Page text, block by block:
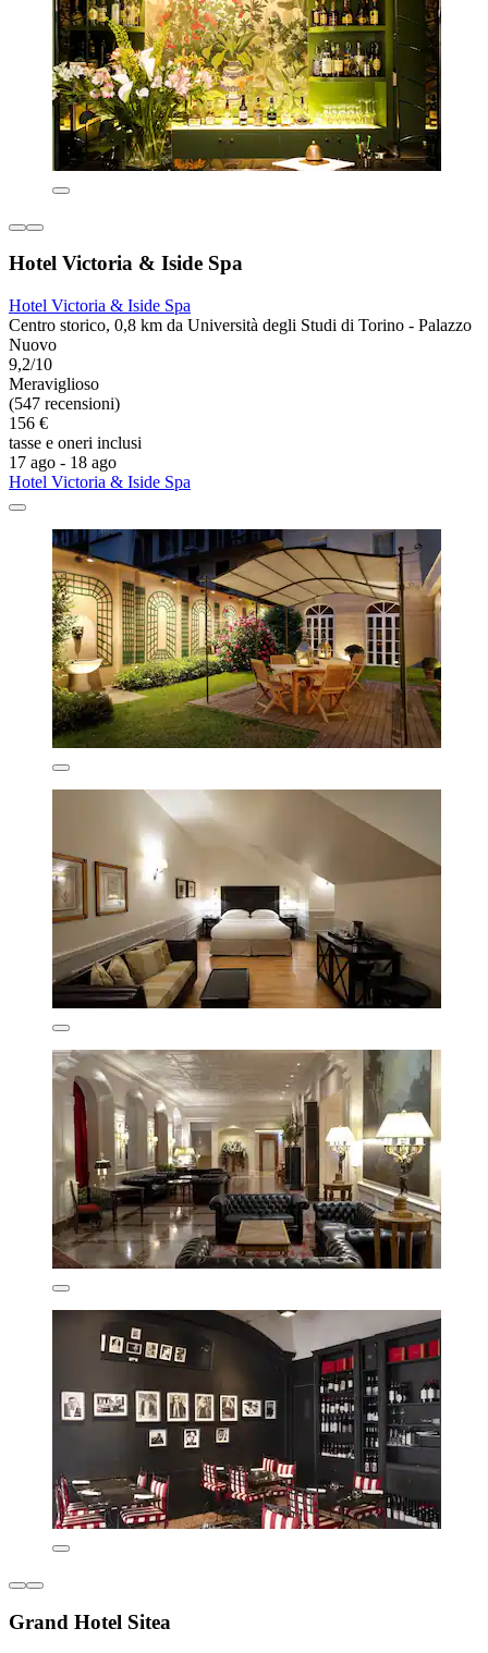
Hotel Victoria & Iside Spa
Hotel Victoria & Iside Spa
Centro storico, 0,8 km da Università degli Studi di Torino - Palazzo
Nuovo
9,2/10
Meraviglioso
(547 recensioni)
156 €
tasse e oneri inclusi
17 ago - 18 ago
Hotel Victoria & Iside Spa
Grand Hotel Sitea